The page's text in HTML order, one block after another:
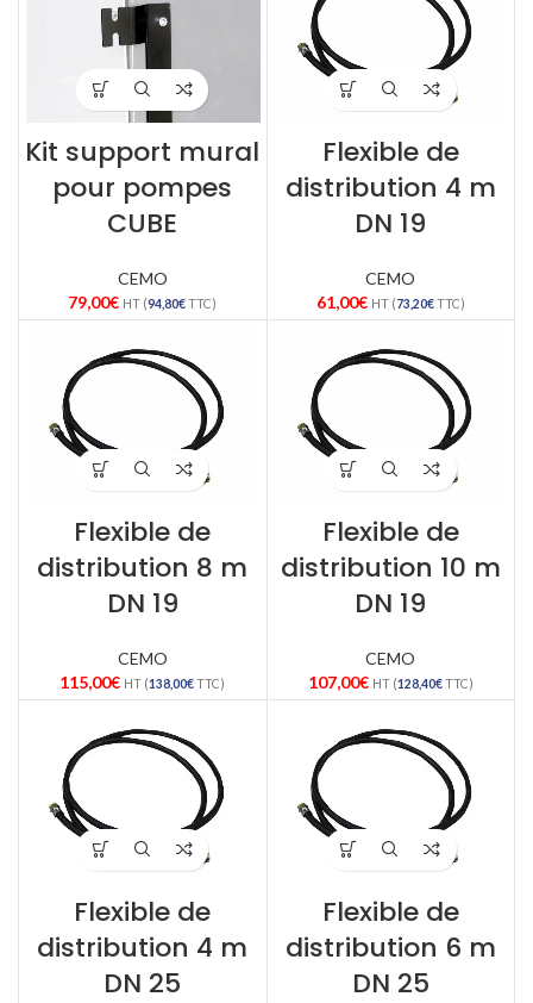
Kit support mural
pour pompes
CUBE
CEMO
79,00€ HT (94,80€TTC)
Flexible de
distribution 4 m
DN 19
CEMO
61,00€ HT (73,20€TTC)
Flexible de
distribution 8 m
DN 19
CEMO
115,00€ HT (138,00€TTC)
Flexible de
distribution 10 m
DN 19
CEMO
107,00€ HT (128,40€TTC)
Flexible de
distribution 4 m
DN 25
Flexible de
distribution 6 m
DN 25